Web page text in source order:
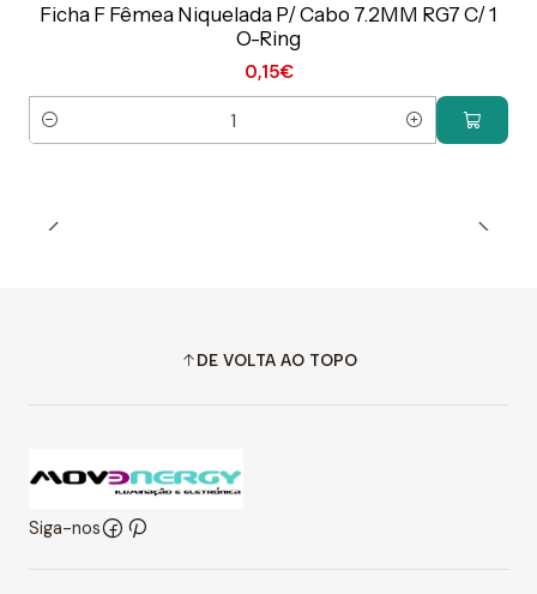
Ficha F Fêmea Niquelada P/ Cabo 7.2MM RG7 C/ 1
O-Ring
0,15€
Quantidade
DE VOLTA AO TOPO
Siga-nos